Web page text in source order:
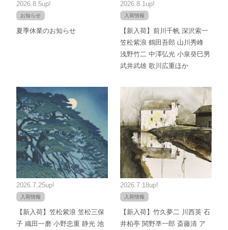
2026.8.5up!
お知らせ
夏季休業のお知らせ
2026.8.1up!
入荷情報
【新入荷】前川千帆 深沢索一
笠松紫浪 鶴田吾郎 山川秀峰
浅野竹二 中澤弘光 小泉癸巳男
武井武雄 歌川広重ほか
2026.7.25up!
入荷情報
【新入荷】笠松紫浪 笠松三保
子 織田一磨 小野忠重 静光 池
2026.7.18up!
入荷情報
【新入荷】竹久夢二 川西英 石
井柏亭 関野凖一郎 斎藤清 ア